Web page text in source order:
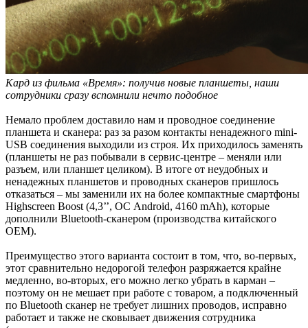
Кард из фильма «Время»: получив новые планшеты, наши
сотрудники сразу вспомнили нечто подобное
Немало проблем доставило нам и проводное соединение
планшета и сканера: раз за разом контакты ненадежного mini-
USB соединения выходили из строя. Их приходилось заменять
(планшеты не раз побывали в сервис-центре – меняли или
разъем, или планшет целиком). В итоге от неудобных и
ненадежных планшетов и проводных сканеров пришлось
отказаться – мы заменили их на более компактные смартфоны
Highscreen Boost (4,3’’, ОС Android, 4160 mAh), которые
дополнили Bluetooth-сканером (производства китайского
OEM).
Преимущество этого варианта состоит в том, что, во-первых,
этот сравнительно недорогой телефон разряжается крайне
медленно, во-вторых, его можно легко убрать в карман –
поэтому он не мешает при работе с товаром, а подключенный
по Bluetooth сканер не требует лишних проводов, исправно
работает и также не сковывает движения сотрудника